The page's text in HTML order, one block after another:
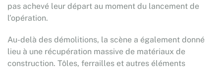
pas achevé leur départ au moment du lancement de
l’opération.
Au-delà des démolitions, la scène a également donné
lieu à une récupération massive de matériaux de
construction. Tôles, ferrailles et autres éléments